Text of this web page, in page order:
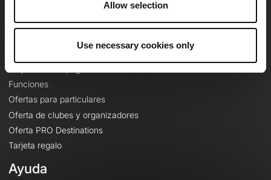
Allow selection
Use necessary cookies only
Le Mag'
Funciones
Ofertas para particulares
Oferta de clubes y organizadores
Oferta PRO Destinations
Tarjeta regalo
Ayuda